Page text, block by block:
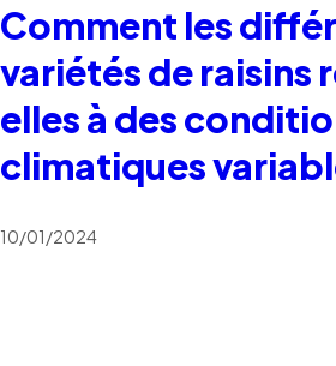
Comment les
variétés de raisins
elles à des
climatiques
10/01/2024